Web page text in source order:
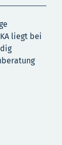
liegt bei